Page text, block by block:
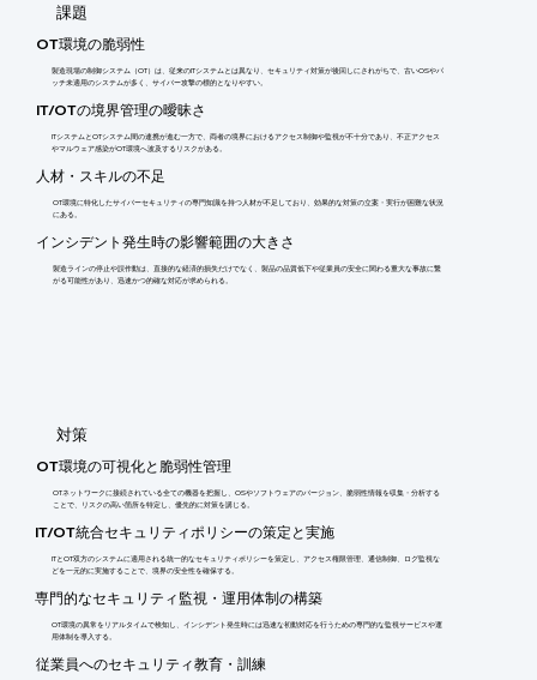
​課題
OT環境の脆弱性
製造現場の制御システム（OT）は、従来のITシステムとは異なり、セキュリティ対策が後回しにされがちで、古いOSやパ
ッチ未適用のシステムが多く、サイバー攻撃の標的となりやすい。
IT/OTの境界管理の曖昧さ
ITシステムとOTシステム間の連携が進む一方で、両者の境界におけるアクセス制御や監視が不十分であり、不正アクセス
やマルウェア感染がOT環境へ波及するリスクがある。
人材・スキルの不足
OT環境に特化したサイバーセキュリティの専門知識を持つ人材が不足しており、効果的な対策の立案・実行が困難な状況
にある。
インシデント発生時の影響範囲の大きさ
製造ラインの停止や誤作動は、直接的な経済的損失だけでなく、製品の品質低下や従業員の安全に関わる重大な事故に繋
がる可能性があり、迅速かつ的確な対応が求められる。
​対策
OT環境の可視化と脆弱性管理
OTネットワークに接続されている全ての機器を把握し、OSやソフトウェアのバージョン、脆弱性情報を収集・分析する
ことで、リスクの高い箇所を特定し、優先的に対策を講じる。
IT/OT統合セキュリティポリシーの策定と実施
ITとOT双方のシステムに適用される統一的なセキュリティポリシーを策定し、アクセス権限管理、通信制御、ログ監視な
どを一元的に実施することで、境界の安全性を確保する。
専門的なセキュリティ監視・運用体制の構築
OT環境の異常をリアルタイムで検知し、インシデント発生時には迅速な初動対応を行うための専門的な監視サービスや運
用体制を導入する。
従業員へのセキュリティ教育・訓練